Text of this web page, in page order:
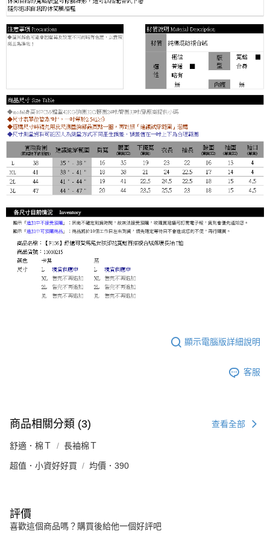
顯示電腦版詳細說明
客服
商品相關分類 (3) 查看全部
舒適．棉Ｔ 長袖棉Ｔ
超值．小資好好買 均價．390
評價
喜歡這個商品嗎？購買後給他一個好評吧